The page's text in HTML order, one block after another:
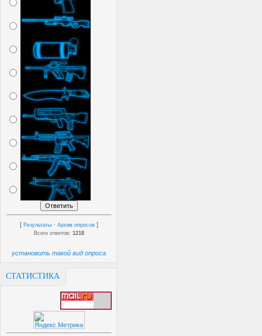
[ Результаты · Архив опросов ]
Всего ответов: 1218
установить такой вид опроса
СТАТИСТИКА